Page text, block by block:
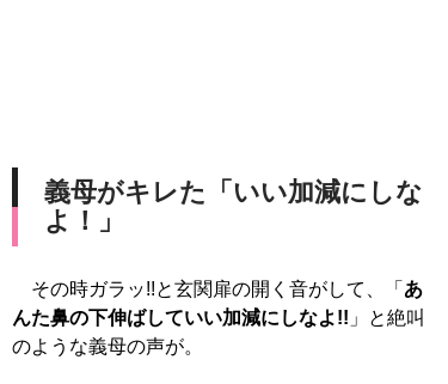
義母がキレた「いい加減にしな
よ！」
その時ガラッ!!と玄関扉の開く音がして、「 あ
んた鼻の下伸ばしていい加減にしなよ!! 」と絶叫
のような義母の声が。